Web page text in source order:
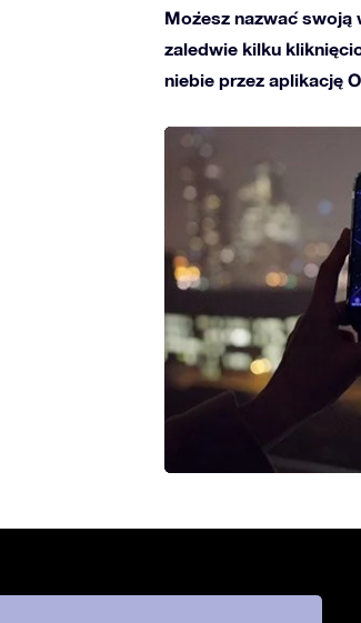
Możesz nazwać swoją
zaledwie kilku
niebie przez aplikację